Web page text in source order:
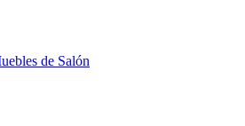
de Salón